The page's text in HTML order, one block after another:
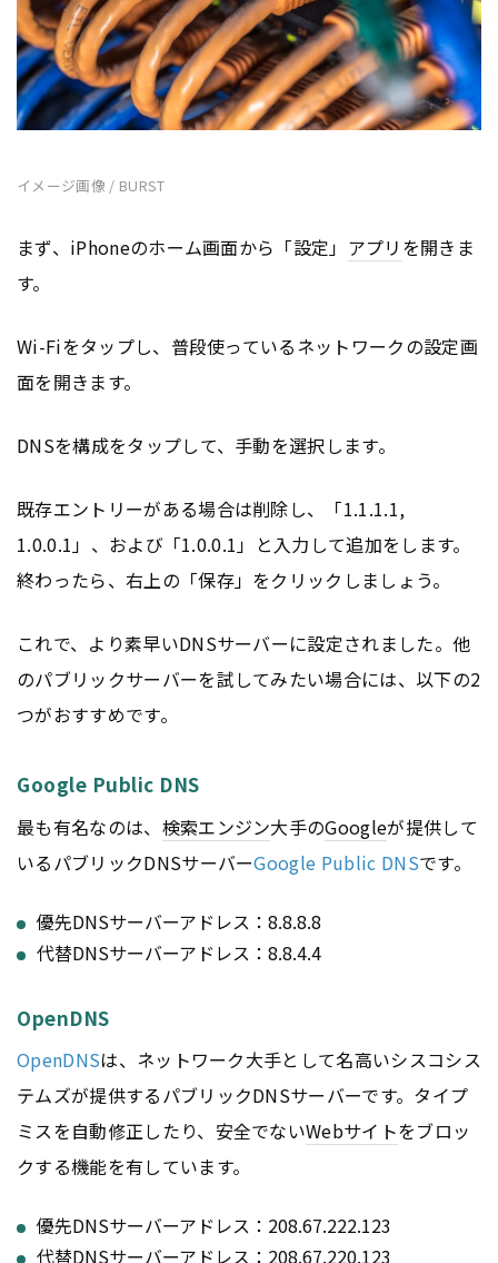
イメージ画像 / BURST
まず、iPhoneのホーム画面から「設定」 アプリ を開きま
す。
Wi-Fiをタップし、普段使っているネットワークの設定画
面を開きます。
DNSを構成をタップして、手動を選択します。
既存エントリーがある場合は削除し、「1.1.1.1,
1.0.0.1」、および「1.0.0.1」と入力して追加をします。
終わったら、右上の「保存」をクリックしましょう。
これで、より素早いDNSサーバーに設定されました。他
のパブリックサーバーを試してみたい場合には、以下の2
つがおすすめです。
Google Public DNS
最も有名なのは、 検索エンジン大手のGoogleが提供して
いるパブリックDNSサーバーGoogle Public DNSです。
優先DNSサーバーアドレス：8.8.8.8
代替DNSサーバーアドレス：8.8.4.4
OpenDNS
OpenDNSは、ネットワーク大手として名高いシスコシス
テムズが提供するパブリックDNSサーバーです。タイプ
ミスを自動修正したり、安全でないWebサイトをブロッ
クする機能を有しています。
優先DNSサーバーアドレス：208.67.222.123
代替DNSサーバーアドレス：208.67.220.123